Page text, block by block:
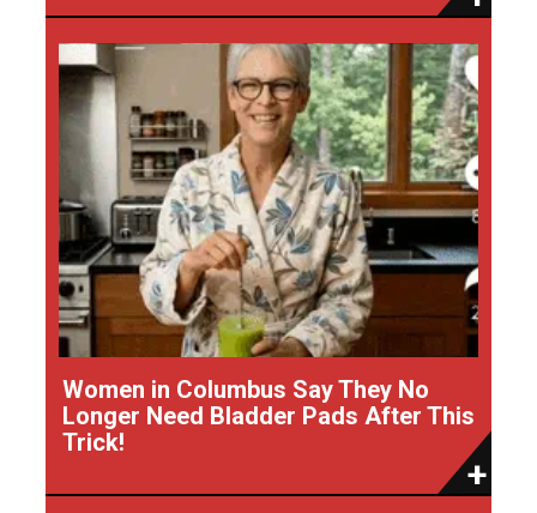
Women in Columbus Say They No
Longer Need Bladder Pads After This
Trick!